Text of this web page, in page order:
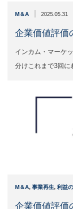
M＆A 2025.05.31
企業価値評
インカム・マーケ
分けこれまで3回
M＆A, 事業再生, 利益
企業価値評